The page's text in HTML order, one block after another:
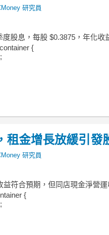
研究員
度股息，每股 $0.3875，年化收
{
金增長放緩引發
研究員
益符合預期，但同店現金淨營
{